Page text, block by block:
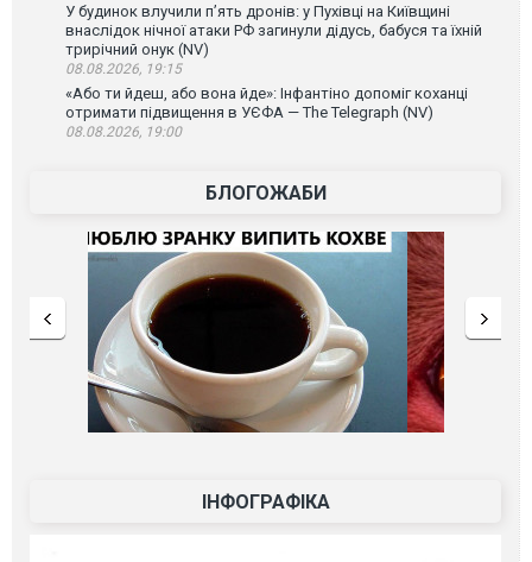
У будинок влучили п’ять дронів: у Пухівці на Київщині
внаслідок нічної атаки РФ загинули дідусь, бабуся та їхній
трирічний онук (NV)
08.08.2026, 19:15
«Або ти йдеш, або вона йде»: Інфантіно допоміг коханці
отримати підвищення в УЄФА — The Telegraph (NV)
08.08.2026, 19:00
БЛОГОЖАБИ
ІНФОГРАФІКА